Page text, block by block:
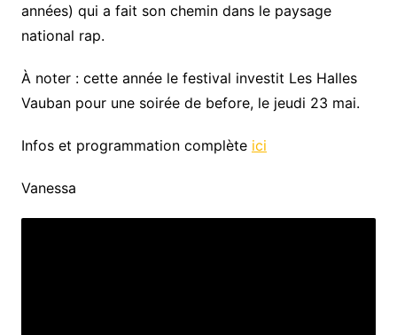
années) qui a fait son chemin dans le paysage
national rap.
À noter : cette année le festival investit Les Halles
Vauban pour une soirée de before, le jeudi 23 mai.
Infos et programmation complète ici
Vanessa